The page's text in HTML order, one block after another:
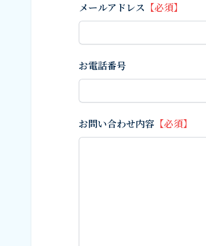
メールアドレス 【必須】
お電話番号
お問い合わせ内容 【必須】